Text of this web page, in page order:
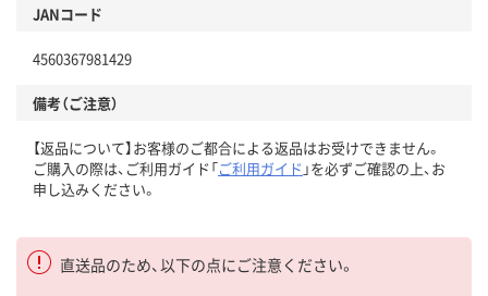
JANコード
4560367981429
備考（ご注意）
【返品について】お客様のご都合による返品はお受けできません。
ご購入の際は、ご利用ガイド「ご利用ガイド 」を必ずご確認の上、お
申し込みください。
直送品のため、以下の点にご注意ください。